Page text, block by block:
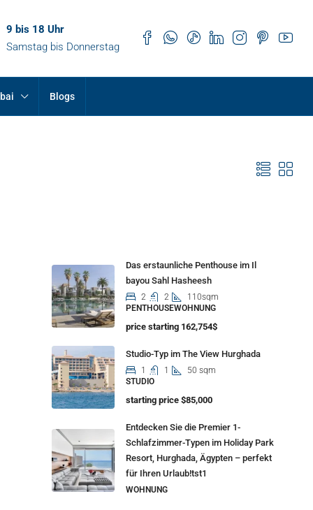
9 bis 18 Uhr
Samstag bis Donnerstag
Blogs
Das erstaunliche Penthouse im Il
bayou Sahl Hasheesh
2 2
110sqm
PENTHOUSEWOHNUNG
price starting 162,754$
Studio-Typ im The View Hurghada
1 1
50 sqm
STUDIO
starting price $85,000
Entdecken Sie die Premier 1-
Schlafzimmer-Typen im Holiday Park
Resort, Hurghada, Ägypten – perfekt
für Ihren Urlaub!tst1
WOHNUNG